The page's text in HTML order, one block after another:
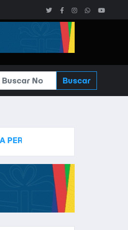
Buscar
BLAIR, DESPUÉS DE